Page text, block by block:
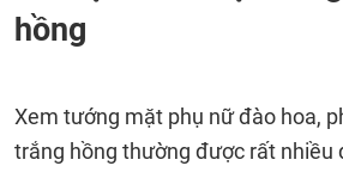
hồng
Xem tướng mặt phụ nữ đào hoa,
trắng hồng thường được rất nhiều